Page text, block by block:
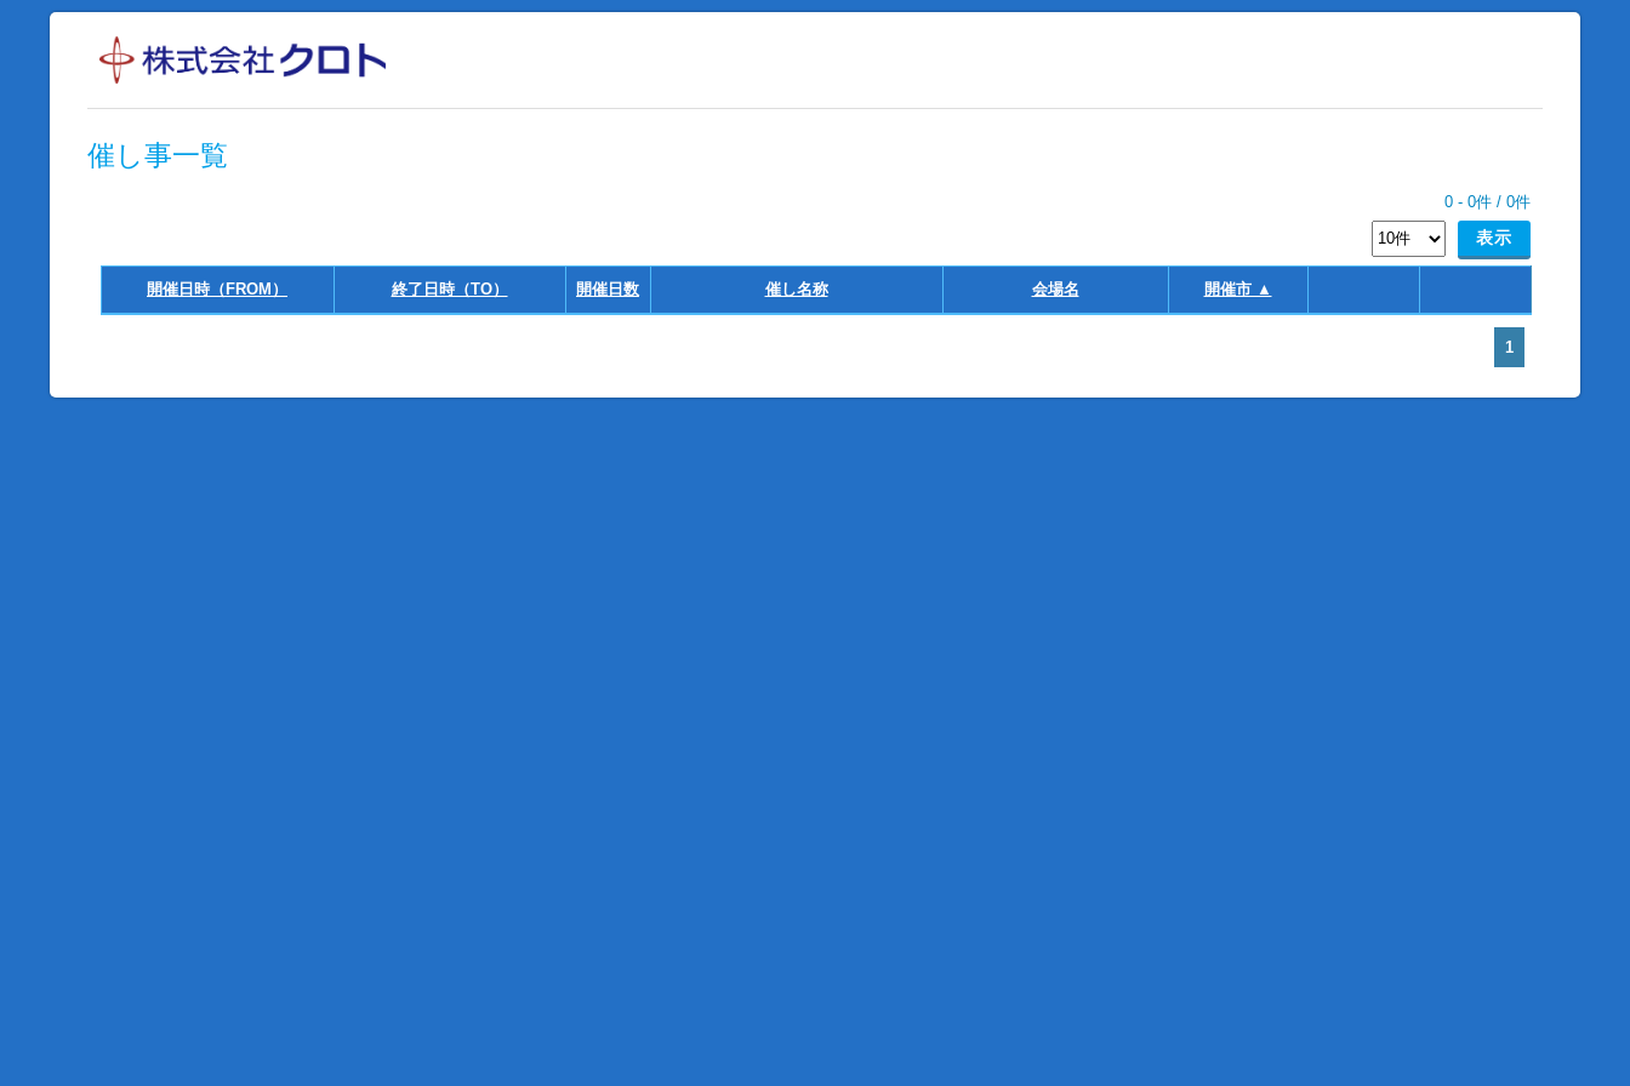
催し事一覧
0- 0件 / 0件
開催日時（FROM） 終了日時（TO） 開催日数 催し名称 会場名 開催市 ▲
1